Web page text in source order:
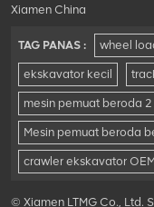
Xiamen China
TAG PANAS : wheel
ekskavator kecil
mesin pemuat beroda
Mesin pemuat beroda
crawler ekskavator
© Xiamen LTMG Co., Ltd.